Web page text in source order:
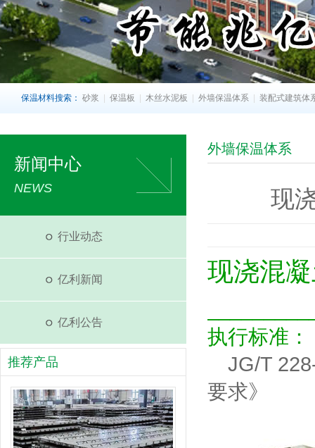
保温材料搜索： 砂浆 保温板 木丝水泥板 外墙保温体系 装配式建筑体
新闻中心
NEWS
行业动态
亿利新闻
亿利公告
推荐产品
外墙保温体系
现
现浇混
执行标准：
JG/T
要求》